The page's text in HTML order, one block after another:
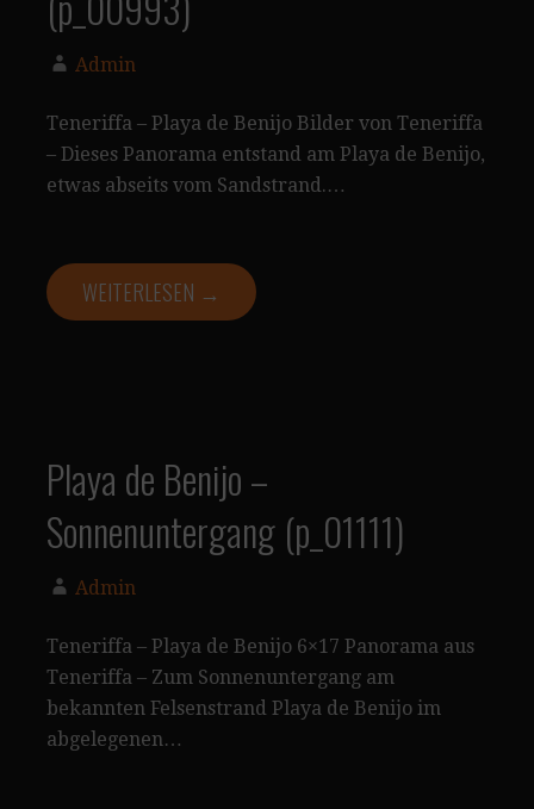
Admin
Teneriffa – Playa de Benijo Bilder von Teneriffa
– Dieses Panorama entstand am Playa de Benijo,
etwas abseits vom Sandstrand.…
WEITERLESEN →
Playa de Benijo –
Sonnenuntergang (p_01111)
Admin
Teneriffa – Playa de Benijo 6×17 Panorama aus
Teneriffa – Zum Sonnenuntergang am
bekannten Felsenstrand Playa de Benijo im
abgelegenen…